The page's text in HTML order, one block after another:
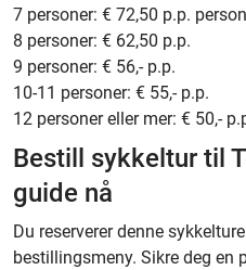
7 personer: € 72,50 p.p.
8 personer: € 62,50 p.p.
9 personer: € 56,- p.p.
10-11 personer: € 55,- p.p.
12 personer eller mer: € 50,-
Bestill sykkeltur til
guide nå
Du reserverer denne
bestillingsmeny. Sikre deg en